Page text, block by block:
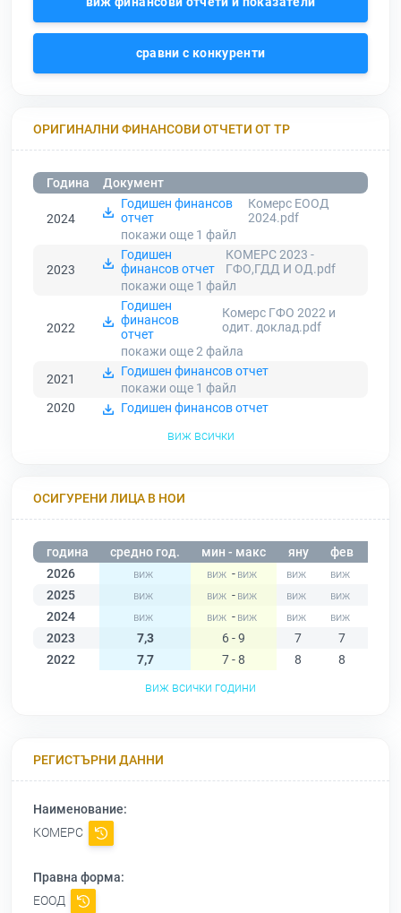
сравни с конкуренти
ОРИГИНАЛНИ ФИНАНСОВИ ОТЧЕТИ ОТ ТР
Година Документ
2024
Годишен финансов
отчет
Комерс ЕООД
2024.pdf
покажи още 1 файл
2023
Годишен
финансов отчет
КОМЕРС 2023 -
ГФО,ГДД И ОД.pdf
покажи още 1 файл
2022
Годишен
финансов
отчет
Комерс ГФО 2022 и
одит. доклад.pdf
покажи още 2файла
2021
Годишен финансов отчет
покажи още 1 файл
2020
Годишен финансов отчет
виж всички
ОСИГУРЕНИ ЛИЦА В НОИ
година средно год. мин - макс яну фев
2026
-
2025
-
2024
-
2023
7,3 6 - 9 7 7
2022
7,7 7 - 8 8 8
виж всички години
РЕГИСТЪРНИ ДАННИ
Наименование:
КОМЕРС
Правна форма:
ЕООД